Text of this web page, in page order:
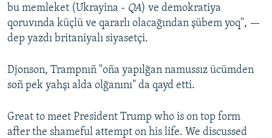
bu memleket (Ukrayina - QA) ve demokratiya
qoruvında küçlü ve qararlı olacağından şübem yoq", —
dep yazdı britaniyalı siyasetçi.
Djonson, Trampnıñ "oña yapılğan namussız ücümden
soñ pek yahşı alda olğanını" da qayd etti.
Great to meet President Trump who is on top form
after the shameful attempt on his life. We discussed